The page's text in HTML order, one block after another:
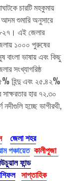
চারটি মহকুমায়
শুমারি অনুসারে
এই জেলার
১০০০ পুরুষের
বাংলা ভাষায় এবং কিছু
সংখ্যাগরিষ্ঠ
হিন্দু এবং ২৫.৪২%
হার ৭২.৩০
হচ্ছে ভাগীরথী,
জেলা শহর
পঞ্চায়েত কালীপূজা
ফান্ড
সাপ্তাহিক